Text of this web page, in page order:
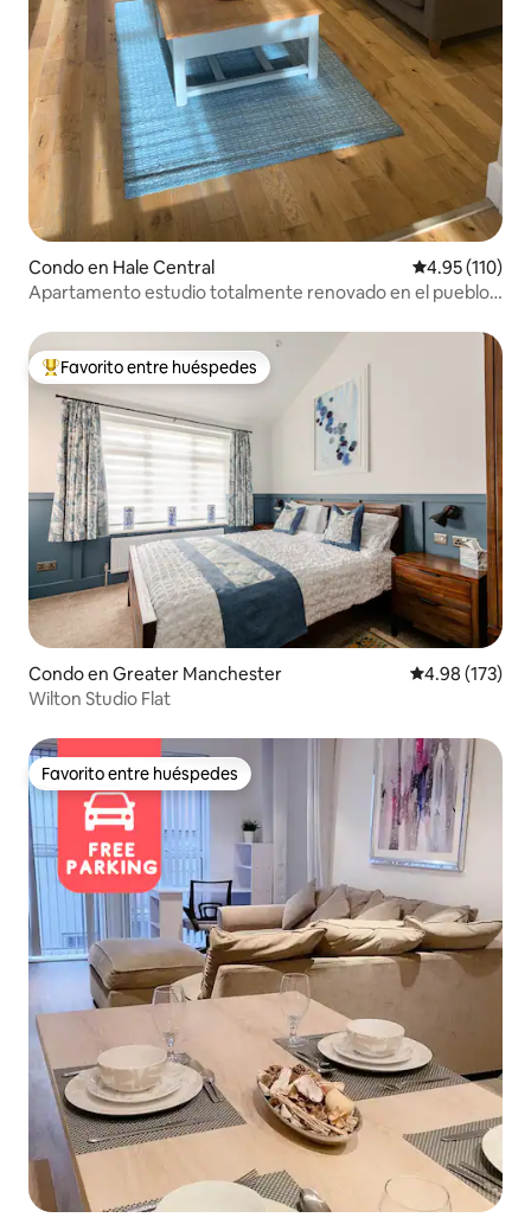
Condo en Hale Central Calificación
4.95 (110)
Apartamento estudio totalmente renovado en el pueblo
Favorito entre huéspedes preferido
Favorito entre huéspedes
Condo en Greater Manchester Calificación
4.98 (173)
Wilton Studio Flat
Favorito entre huéspedes
Favorito entre huéspedes